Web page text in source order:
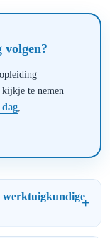
volgen?
te nemen
dag
werktuigkundige